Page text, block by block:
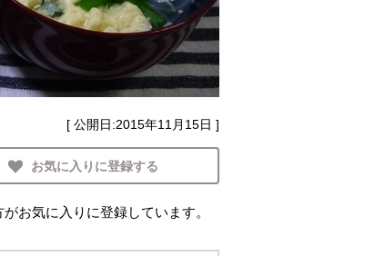
[ 公開日:2015年11月15日 ]
お気に入りに登録する
がお気に入りに登録しています。